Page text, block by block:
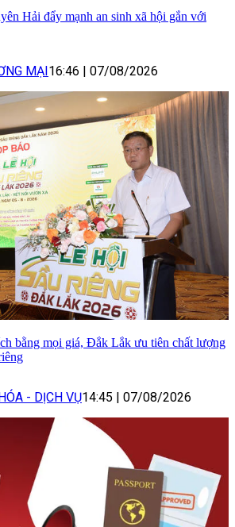
Hải đẩy mạnh an sinh xã hội gắn với
MẠI16:46 | 07/08/2026
bằng mọi giá, Đắk Lắk ưu tiên chất lượng
- DỊCH VỤ14:45 | 07/08/2026